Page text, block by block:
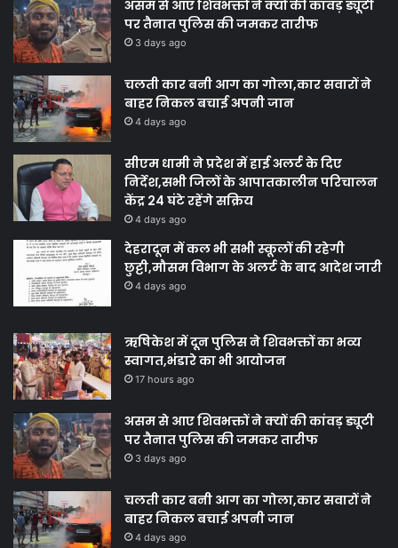
असम से आए शिवभक्तों ने क्यों की कांवड़ ड्यूटी
पर तैनात पुलिस की जमकर तारीफ
3 days ago
चलती कार बनी आग का गोला,कार सवारों ने
बाहर निकल बचाई अपनी जान
4 days ago
सीएम धामी ने प्रदेश में हाई अलर्ट के दिए
निर्देश,सभी जिलों के आपातकालीन परिचालन
केंद्र 24 घंटे रहेंगे सक्रिय
4 days ago
देहरादून में कल भी सभी स्कूलों की रहेगी
छुट्टी,मौसम विभाग के अलर्ट के बाद आदेश जारी
4 days ago
ऋषिकेश में दून पुलिस ने शिवभक्तों का भव्य
स्वागत,भंडारे का भी आयोजन
17 hours ago
असम से आए शिवभक्तों ने क्यों की कांवड़ ड्यूटी
पर तैनात पुलिस की जमकर तारीफ
3 days ago
चलती कार बनी आग का गोला,कार सवारों ने
बाहर निकल बचाई अपनी जान
4 days ago